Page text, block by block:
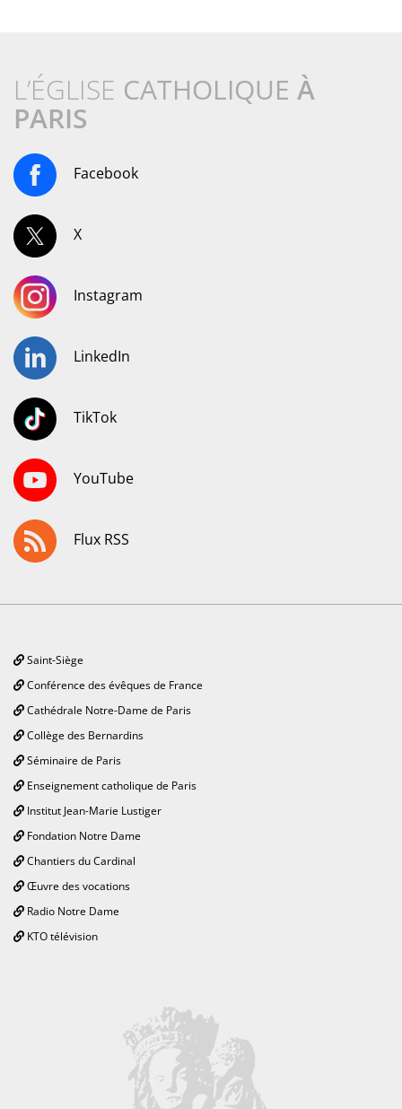
L’ÉGLISE CATHOLIQUE À
PARIS
Facebook
X
Instagram
LinkedIn
TikTok
YouTube
Flux RSS
Saint-Siège
Conférence des évêques de France
Cathédrale Notre-Dame de Paris
Collège des Bernardins
Séminaire de Paris
Enseignement catholique de Paris
Institut Jean-Marie Lustiger
Fondation Notre Dame
Chantiers du Cardinal
Œuvre des vocations
Radio Notre Dame
KTO télévision